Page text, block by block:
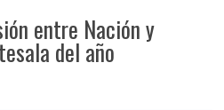
entre Nación y
del año